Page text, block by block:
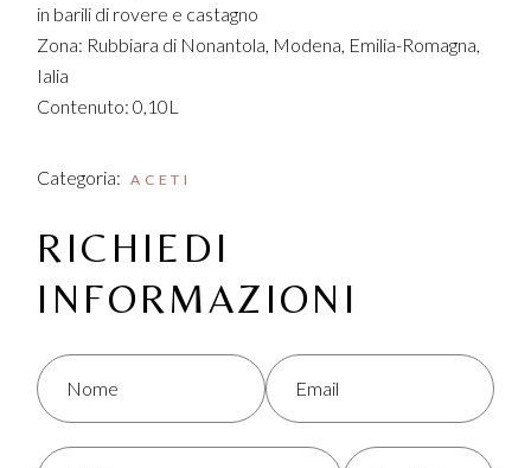
in barili di rovere e castagno
Zona: Rubbiara di Nonantola, Modena, Emilia-Romagna,
Ialia
Contenuto: 0,10L
Categoria: ACETI
RICHIEDI
INFORMAZIONI